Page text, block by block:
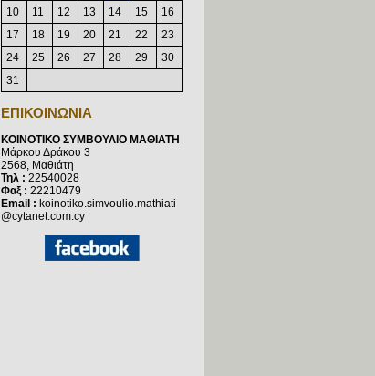
10
11 12 13 14 15
16
17
18 19 20 21 22
23
24
25 26 27 28 29
30
31
ΕΠΙΚΟΙΝΩΝΙΑ
ΚΟΙΝΟΤΙΚΟ ΣΥΜΒΟΥΛΙΟ ΜΑΘΙΑΤΗ
Μάρκου Δράκου 3
2568, Μαθιάτη
Τηλ : 22540028
Φαξ : 22210479
Email : koinotiko.simvoulio.mathiati
@cytanet.com.cy